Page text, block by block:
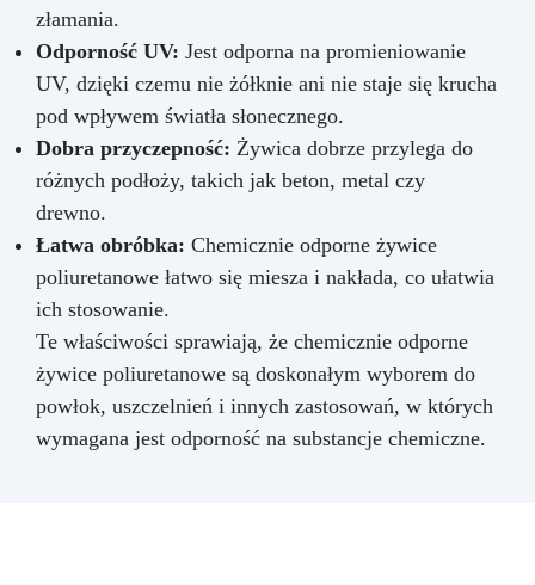
złamania.
Odporność UV: Jest odporna na promieniowanie
UV, dzięki czemu nie żółknie ani nie staje się krucha
pod wpływem światła słonecznego.
Dobra przyczepność: Żywica dobrze przylega do
różnych podłoży, takich jak beton, metal czy
drewno.
Łatwa obróbka: Chemicznie odporne żywice
poliuretanowe łatwo się miesza i nakłada, co ułatwia
ich stosowanie.
Te właściwości sprawiają, że chemicznie odporne
żywice poliuretanowe są doskonałym wyborem do
powłok, uszczelnień i innych zastosowań, w których
wymagana jest odporność na substancje chemiczne.